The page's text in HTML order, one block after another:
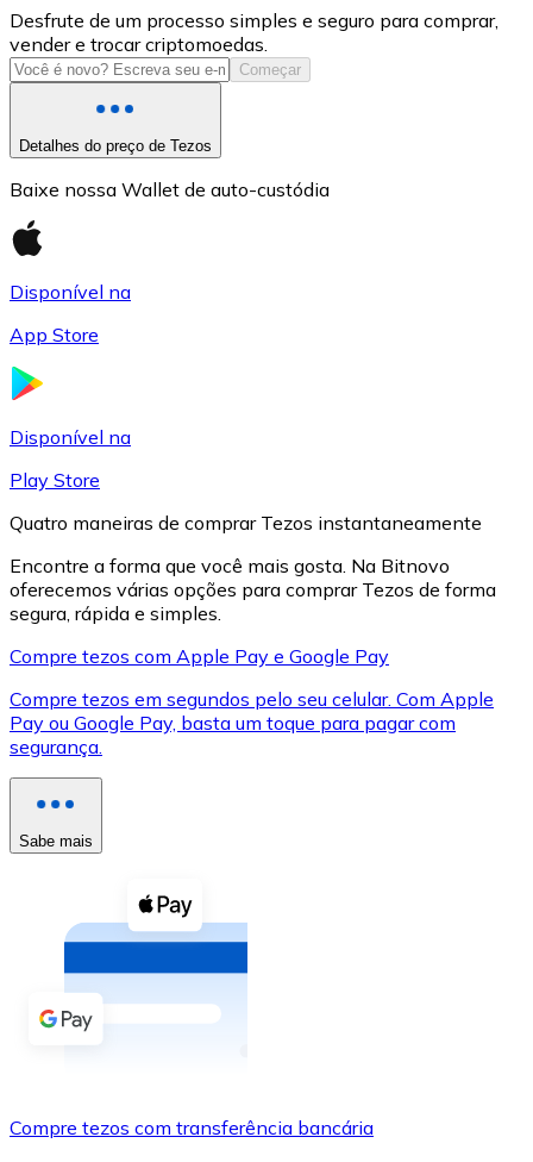
USD Coin
USDC
XRP
XRP
Ver tudo
Cupons cripto
Compre criptomoedas com dinheiro e outros
Comprar com dinheiro
Transferência SEPA
Desfrute de um processo simples e seguro para comprar,
vender e trocar criptomoedas.
Começar
Detalhes do preço de Tezos
Baixe nossa Wallet de auto-custódia
Disponível na
App Store
Disponível na
Play Store
Quatro maneiras de comprar Tezos instantaneamente
Encontre a forma que você mais gosta. Na Bitnovo
oferecemos várias opções para comprar Tezos de forma
segura, rápida e simples.
Compre tezos com Apple Pay e Google Pay
Compre tezos em segundos pelo seu celular. Com Apple
Pay ou Google Pay, basta um toque para pagar com
segurança.
Sabe mais
Compre tezos com transferência bancária